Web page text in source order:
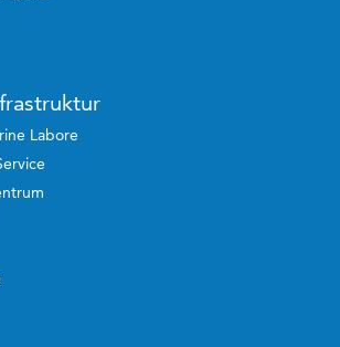
Labore